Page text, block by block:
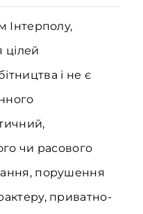
Інтерполу,
цілей
і не є
чи расового
порушення
приватно-